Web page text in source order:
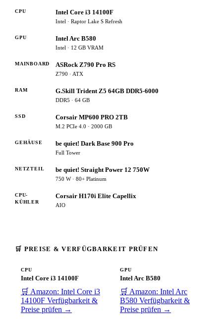
CPU Intel Core i3 14100F
Intel · Raptor Lake S Refresh
GPU Intel Arc B580
Intel · 12 GB VRAM
MAINBOARD ASRock Z790 Pro RS
Z790 · ATX
RAM G.Skill Trident Z5 64GB DDR5-6000
DDR5 · 64 GB
SSD Corsair MP600 PRO 2TB
M.2 PCIe 4.0 · 2000 GB
GEHÄUSE be quiet! Dark Base 900 Pro
Full Tower
NETZTEIL be quiet! Straight Power 12 750W
750 W · 80+ Platinum
CPU-
KÜHLER
Corsair H170i Elite Capellix
AIO
🛒 PREISE & VERFÜGBARKEIT PRÜFEN
CPU
Intel Core i3 14100F
🛒 Amazon: Intel Core i3
14100F Verfügbarkeit &
Preise prüfen →
GPU
Intel Arc B580
🛒 Amazon: Intel Arc
B580 Verfügbarkeit &
Preise prüfen →